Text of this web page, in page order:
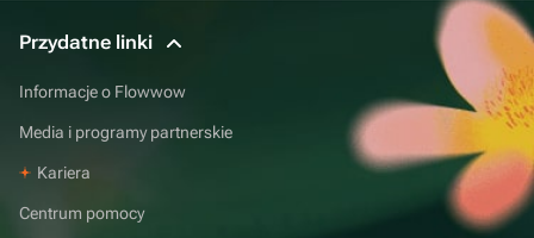
Przydatne linki
Informacje o Flowwow
Media i programy partnerskie
Kariera
Centrum pomocy